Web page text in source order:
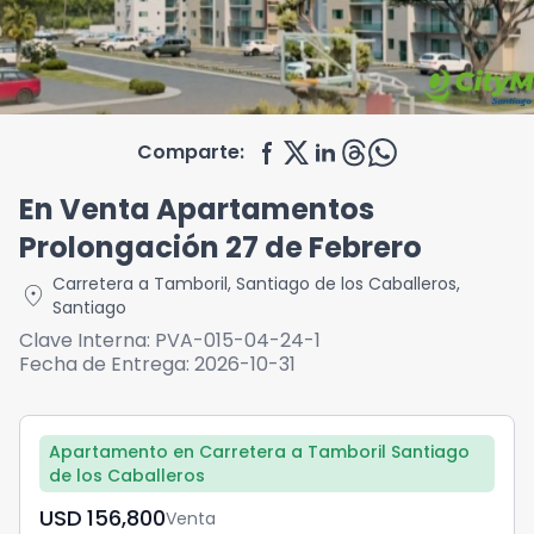
Comparte:
En Venta Apartamentos
Prolongación 27 de Febrero
location_on Carretera a Tamboril, Santiago de los Caballeros,
Santiago
Clave Interna: PVA-015-04-24-1
Fecha de Entrega: 2026-10-31
Apartamento en Carretera a Tamboril Santiago
de los Caballeros
USD	156,800Venta